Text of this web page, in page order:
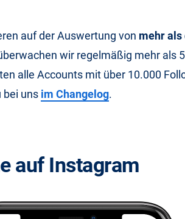
auf der Auswertung von mehr
wir regelmäßig mehr als
alle Accounts mit über 10.000
bei uns im Changelog.
auf Instagram